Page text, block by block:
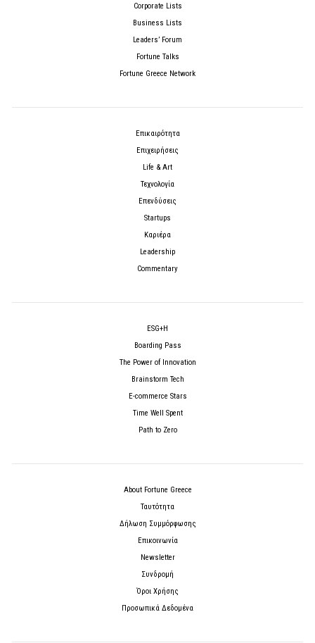
Corporate Lists
Business Lists
Leaders’ Forum
Fortune Talks
Fortune Greece Network
Επικαιρότητα
Επιχειρήσεις
Life & Art
Τεχνολογία
Επενδύσεις
Startups
Καριέρα
Leadership
Commentary
ESG+H
Boarding Pass
The Power of Innovation
Brainstorm Tech
E-commerce Stars
Time Well Spent
Path to Zero
About Fortune Greece
Ταυτότητα
Δήλωση Συμμόρφωσης
Επικοινωνία
Newsletter
Συνδρομή
Όροι Χρήσης
Προσωπικά Δεδομένα